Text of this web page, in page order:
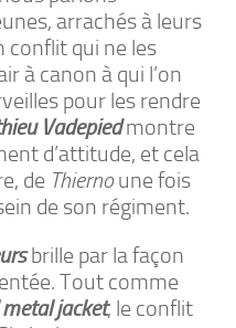
arrachés à leurs
conflit qui ne les
à canon à qui l’on
pour les rendre
Vadepiedmontre
d’attitude, et cela
de Thiernoune fois
de son régiment.
brille par la façon
Tout comme
jacket, le conflit